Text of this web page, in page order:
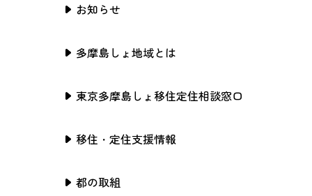
お知らせ
多摩島しょ地域とは
東京多摩島しょ移住定住相談窓口
移住・定住支援情報
都の取組